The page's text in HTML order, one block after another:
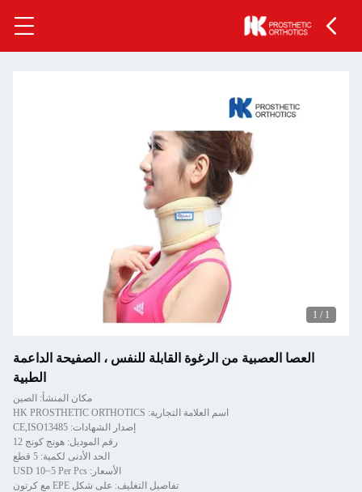
1
/
1
العصا العصبية من الرغوة القابلة للنفس ، الصفيحة الداعمة
الطبية
مكان المنشأ: الصين
اسم العلامة التجارية: HK PROSTHETIC ORTHOTICS
إصدار الشهادات: CE,ISO13485
رقم الموديل: هونج كونج 12
الحد الأدنى لكمية: 5 قطع
الأسعار: USD 10~5 Per Pcs
تفاصيل التغليف: على شكل EPE مع كرتون